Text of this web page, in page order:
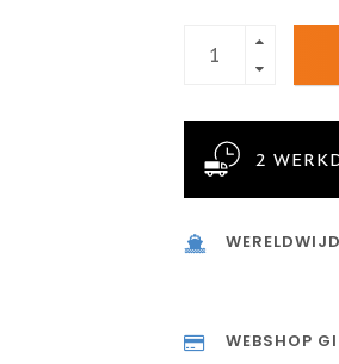
2
WEBSHOP